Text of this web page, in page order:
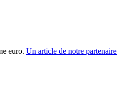
euro. Un article de notre partenaire